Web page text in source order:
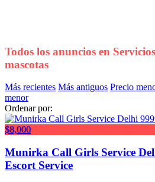
Todos los anuncios en
mascotas
Más recientes Más antiguos Precio
menor
Ordenar por:
$8,000
Munirka Call Girls Service
Escort Service